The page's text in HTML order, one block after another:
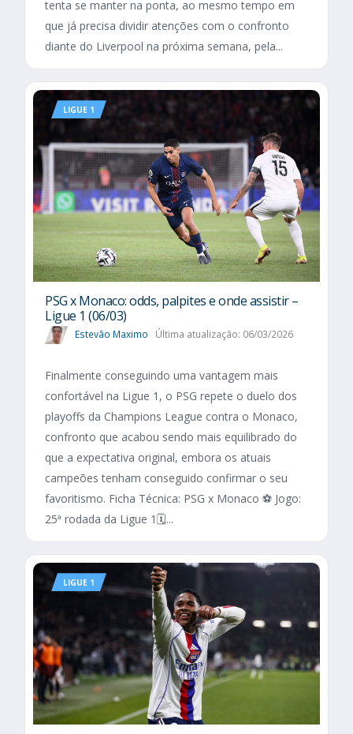
tenta se manter na ponta, ao mesmo tempo em
que já precisa dividir atenções com o confronto
diante do Liverpool na próxima semana, pela...
LIGUE 1
PSG x Monaco: odds, palpites e onde assistir –
Ligue 1 (06/03)
Estevão Maximo Última atualização: 06/03/2026
Finalmente conseguindo uma vantagem mais
confortável na Ligue 1, o PSG repete o duelo dos
playoffs da Champions League contra o Monaco,
confronto que acabou sendo mais equilibrado do
que a expectativa original, embora os atuais
campeões tenham conseguido confirmar o seu
favoritismo. Ficha Técnica: PSG x Monaco ⚽ Jogo:
25ª rodada da Ligue 1🗓️...
LIGUE 1